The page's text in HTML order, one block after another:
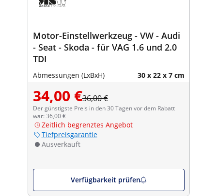
Motor-Einstellwerkzeug - VW - Audi
- Seat - Skoda - für VAG 1.6 und 2.0
TDI
Abmessungen (LxBxH) 30 x 22 x 7 cm
34,00 €36,00 €
Der günstigste Preis in den 30 Tagen vor dem Rabatt
war: 36,00 €
Zeitlich begrenztes Angebot
Tiefpreisgarantie
Ausverkauft
Verfügbarkeit prüfen